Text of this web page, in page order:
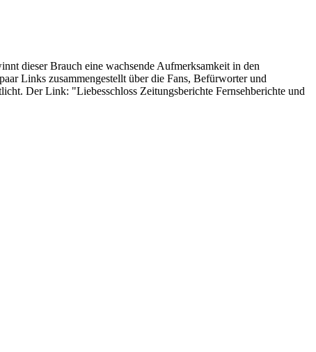
dieser Brauch eine wachsende Aufmerksamkeit in den
Links zusammengestellt über die Fans, Befürworter und
Der Link: "Liebesschloss Zeitungsberichte Fernsehberichte und